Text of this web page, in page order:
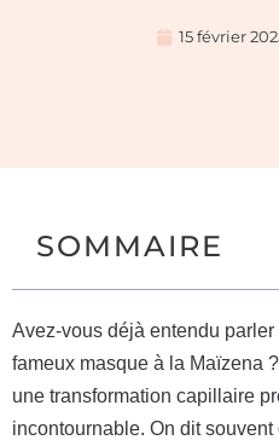
15 février
SOMMAIRE
Avez-vous déjà entendu
fameux masque à la Maïzena
une transformation capillaire
incontournable. On dit